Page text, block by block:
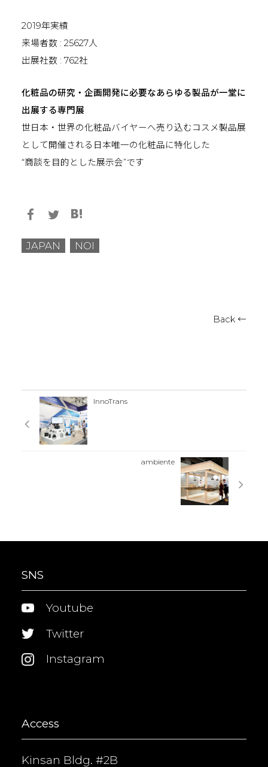
2019年実績
来場者数 : 25627人
出展社数 : 762社
化粧品の研究・企画開発に必要なあらゆる製品が一堂に
出展する専門展
世日本・世界の化粧品バイヤーへ売り込むコスメ製品展
として開催される日本唯一の化粧品に特化した
“商談を目的とした展示会”です
JAPAN NOI
Back ←
InnoTrans
ambiente
SNS
Youtube
Twitter
Instagram
Access
Kinsan Bldg. #2B